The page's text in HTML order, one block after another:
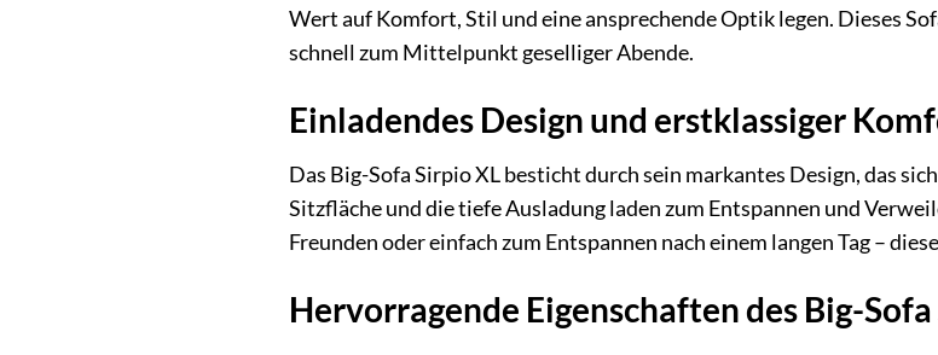
Wert auf Komfort, Stil und eine ansprechende Optik legen. Dieses
schnell zum Mittelpunkt geselliger Abende.
Einladendes Design und erstklassiger
Das Big-Sofa Sirpio XL besticht durch sein markantes Design, das
Sitzfläche und die tiefe Ausladung laden zum Entspannen und
Freunden oder einfach zum Entspannen nach einem langen Tag –
Hervorragende Eigenschaften des Big-